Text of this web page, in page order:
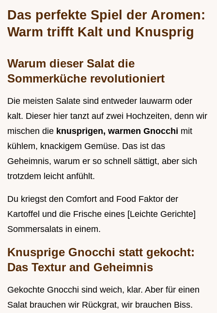
Das perfekte Spiel der Aromen:
Warm trifft Kalt und Knusprig
Warum dieser Salat die
Sommerküche revolutioniert
Die meisten Salate sind entweder lauwarm oder
kalt. Dieser hier tanzt auf zwei Hochzeiten, denn wir
mischen die knusprigen, warmen Gnocchi mit
kühlem, knackigem Gemüse. Das ist das
Geheimnis, warum er so schnell sättigt, aber sich
trotzdem leicht anfühlt.
Du kriegst den Comfort and Food Faktor der
Kartoffel und die Frische eines [Leichte Gerichte]
Sommersalats in einem.
Knusprige Gnocchi statt gekocht:
Das Textur and Geheimnis
Gekochte Gnocchi sind weich, klar. Aber für einen
Salat brauchen wir Rückgrat, wir brauchen Biss.